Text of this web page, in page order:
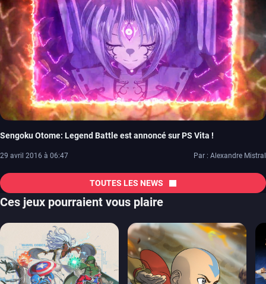
Sengoku Otome: Legend Battle est annoncé sur PS Vita !
29 avril 2016 à 06:47 Par : Alexandre Mistral
TOUTES LES NEWS
Ces jeux pourraient vous plaire